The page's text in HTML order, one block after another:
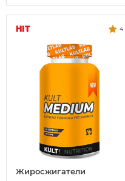
Жиросжигатели
HIT 4